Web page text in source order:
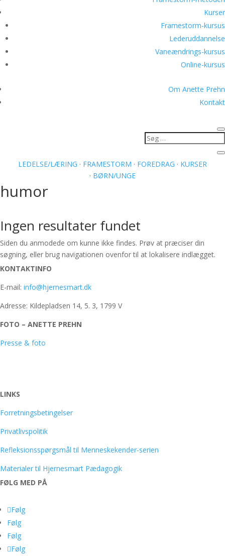
Kurser
Framestorm-kursus
Lederuddannelse
Vaneændrings-kursus
Online-kursus
Om Anette Prehn
Kontakt
LEDELSE/LÆRING · FRAMESTORM · FOREDRAG · KURSER
· BØRN/UNGE
humor
Ingen resultater fundet
Siden du anmodede om kunne ikke findes. Prøv at præciser din
søgning, eller brug navigationen ovenfor til at lokalisere indlægget.
KONTAKTINFO
E-mail: info@hjernesmart.dk
Adresse: Kildepladsen 14, 5. 3, 1799 V
FOTO – ANETTE PREHN
Presse & foto
LINKS
Forretningsbetingelser
Privatlivspolitik
Refleksionsspørgsmål til Menneskekender-serien
Materialer til Hjernesmart Pædagogik
FØLG MED PÅ
Følg
Følg
Følg
Følg